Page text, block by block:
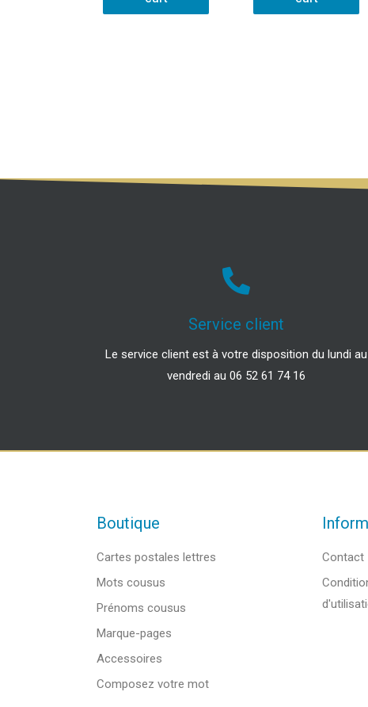
Service client
Le service client est à votre disposition du lundi au
vendredi au 06 52 61 74 16
Boutique
Cartes postales lettres
Mots cousus
Prénoms cousus
Marque-pages
Accessoires
Composez votre mot
Contact